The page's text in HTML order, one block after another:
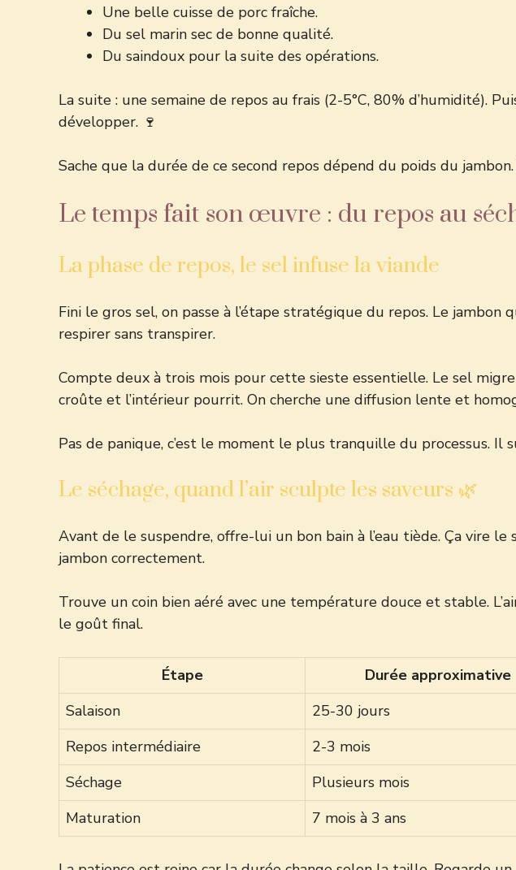
Une belle cuisse de porc fraîche.
Du sel marin sec de bonne qualité.
Du saindoux pour la suite des opérations.
La suite : une semaine de repos au frais (2-5°C, 80% d’humidité).
développer. 🍷
Sache que la durée de ce second repos dépend du poids du
Le temps fait son œuvre : du repos au
La phase de repos, le sel infuse la viande
Fini le gros sel, on passe à l’étape stratégique du repos. Le
respirer sans transpirer.
Compte deux à trois mois pour cette sieste essentielle. Le sel
croûte et l’intérieur pourrit. On cherche une diffusion lente et
Pas de panique, c’est le moment le plus tranquille du processus.
Le séchage, quand l’air sculpte les saveurs 🌿
Avant de le suspendre, offre-lui un bon bain à l’eau tiède. Ça vire
jambon correctement.
Trouve un coin bien aéré avec une température douce et stable.
le goût final.
Étape Durée approximative
Salaison
25-30 jours
Repos intermédiaire
2-3 mois
Séchage
Plusieurs mois
Maturation
7 mois à 3 ans